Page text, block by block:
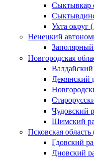
Сыктывкар
Ухта округ
Ненецкий
Новгородская
Демянский
Чудовский
Шимский
Псковская область
Гдовский
Дновский